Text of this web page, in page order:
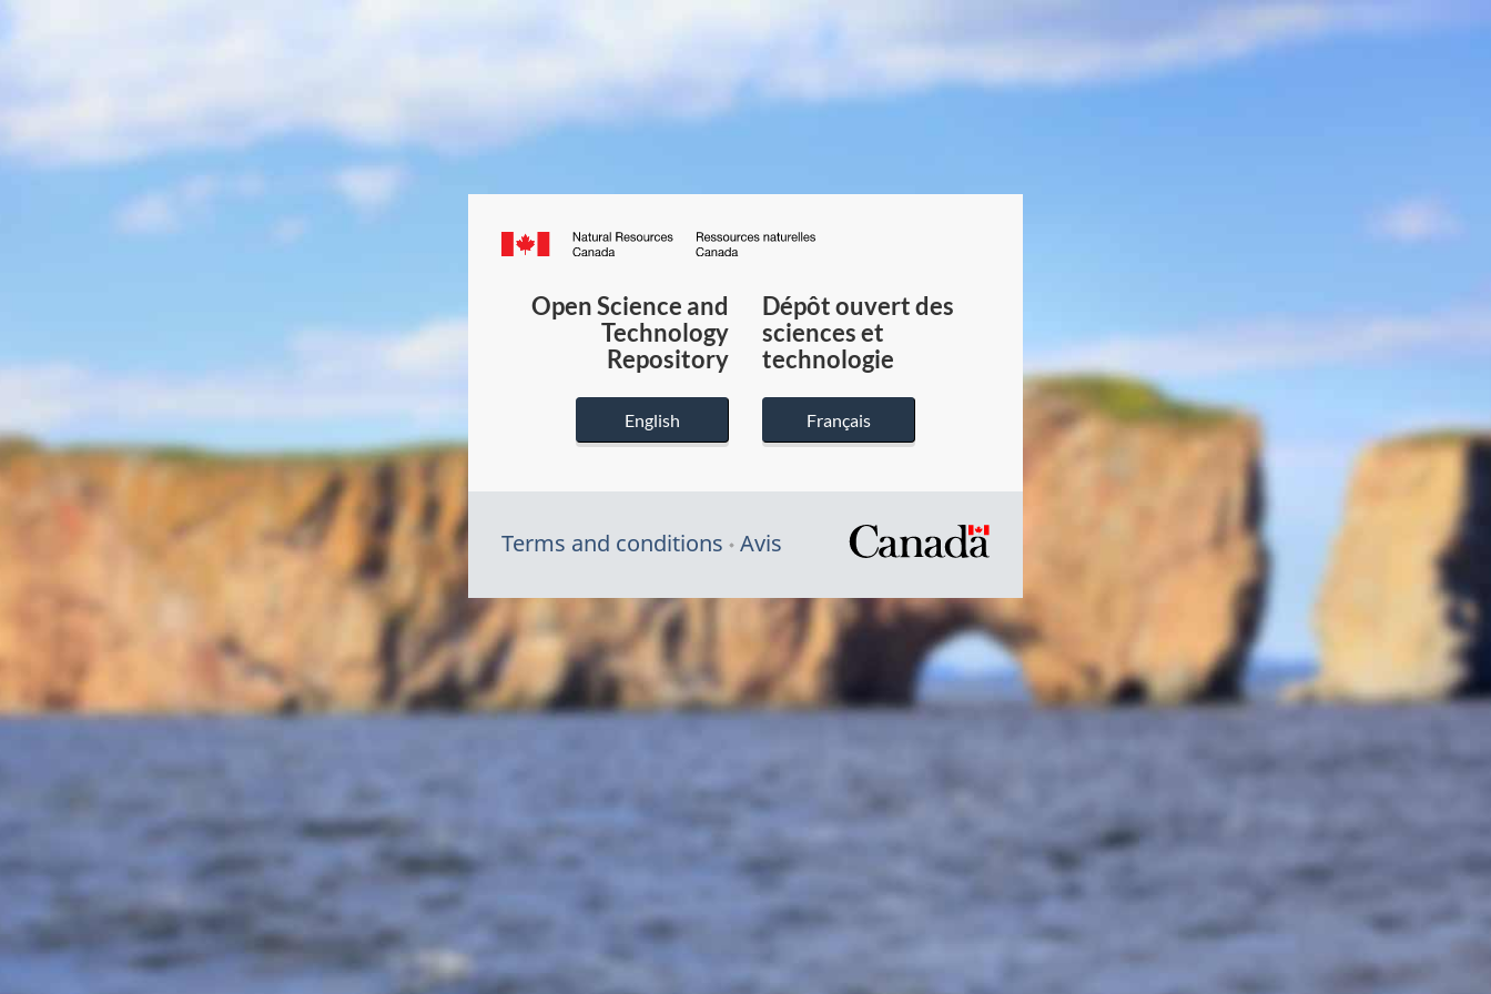
Canada.ca
du
Canada
Open Science and
Technology
Repository
English
Dépôt ouvert des
sciences et
technologie
Français
Terms and conditions Avis
/
du
gouvernement
du